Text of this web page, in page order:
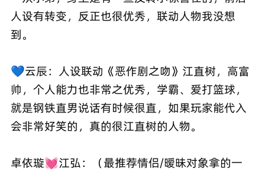
人设有转变，反正也很优秀，联动人物我没想
到。
💙云辰：人设联动《恶作剧之吻》江直树，高富
帅，个人能力也非常之优秀，学霸、爱打篮球，
就是钢铁直男说话有时候很直，如果玩家能代入
会非常好笑的，真的很江直树的人物。
卓依璇💓江弘：（最推荐情侣/暧昧对象拿的一